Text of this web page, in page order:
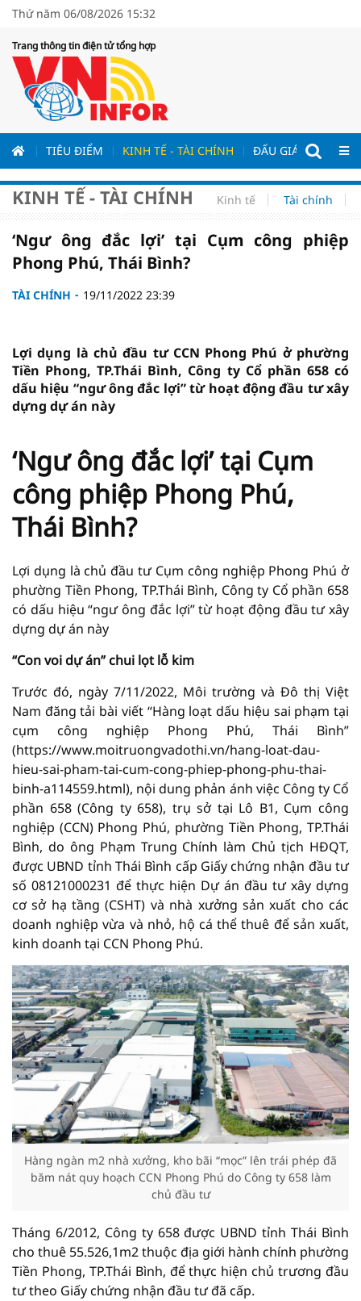
Thứ năm 06/08/2026 15:32
Trang thông tin điện tử tổng hợp
TIÊU ĐIỂM KINH TẾ - TÀI CHÍNH ĐẤU GIÁ - ĐẤU
KINH TẾ - TÀI CHÍNH Kinh tế Tài chính
‘Ngư ông đắc lợi’ tại Cụm công phiệp
Phong Phú, Thái Bình?
TÀI CHÍNH 19/11/2022 23:39
Lợi dụng là chủ đầu tư CCN Phong Phú ở phường
Tiền Phong, TP.Thái Bình, Công ty Cổ phần 658 có
dấu hiệu “ngư ông đắc lợi” từ hoạt động đầu tư xây
dựng dự án này
‘Ngư ông đắc lợi’ tại Cụm
công phiệp Phong Phú,
Thái Bình?
Lợi dụng là chủ đầu tư Cụm công nghiệp Phong Phú ở
phường Tiền Phong, TP.Thái Bình, Công ty Cổ phần 658
có dấu hiệu “ngư ông đắc lợi” từ hoạt động đầu tư xây
dựng dự án này
“Con voi dự án” chui lọt lỗ kim
Trước đó, ngày 7/11/2022, Môi trường và Đô thị Việt
Nam đăng tải bài viết “Hàng loạt dấu hiệu sai phạm tại
cụm công nghiệp Phong Phú, Thái Bình”
(https://www.moitruongvadothi.vn/hang-loat-dau-
hieu-sai-pham-tai-cum-cong-phiep-phong-phu-thai-
binh-a114559.html), nội dung phản ánh việc Công ty Cổ
phần 658 (Công ty 658), trụ sở tại Lô B1, Cụm công
nghiệp (CCN) Phong Phú, phường Tiền Phong, TP.Thái
Bình, do ông Phạm Trung Chính làm Chủ tịch HĐQT,
được UBND tỉnh Thái Bình cấp Giấy chứng nhận đầu tư
số 08121000231 để thực hiện Dự án đầu tư xây dựng
cơ sở hạ tầng (CSHT) và nhà xưởng sản xuất cho các
doanh nghiệp vừa và nhỏ, hộ cá thể thuê để sản xuất,
kinh doanh tại CCN Phong Phú.
Hàng ngàn m2 nhà xưởng, kho bãi “mọc” lên trái phép đã
băm nát quy hoạch CCN Phong Phú do Công ty 658 làm
chủ đầu tư
Tháng 6/2012, Công ty 658 được UBND tỉnh Thái Bình
cho thuê 55.526,1m2 thuộc địa giới hành chính phường
Tiền Phong, TP.Thái Bình, để thực hiện chủ trương đầu
tư theo Giấy chứng nhận đầu tư đã cấp.